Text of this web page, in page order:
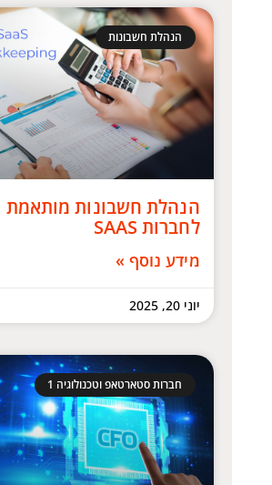
הנהלת חשבונות
הנהלת חשבונות מותאמת
לחברות SAAS
מידע נוסף »
יוני 20, 2025
חברות סטארטאפ וטכנולוגיה 1